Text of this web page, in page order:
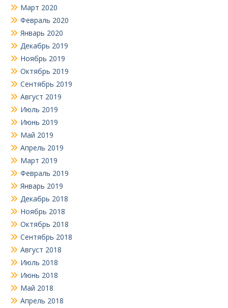
Март 2020
Февраль 2020
Январь 2020
Декабрь 2019
Ноябрь 2019
Октябрь 2019
Сентябрь 2019
Август 2019
Июль 2019
Июнь 2019
Май 2019
Апрель 2019
Март 2019
Февраль 2019
Январь 2019
Декабрь 2018
Ноябрь 2018
Октябрь 2018
Сентябрь 2018
Август 2018
Июль 2018
Июнь 2018
Май 2018
Апрель 2018